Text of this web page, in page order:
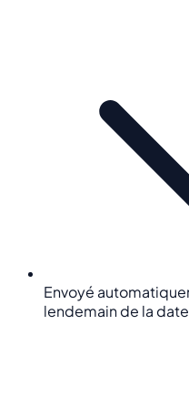
Envoyé
lendemain de la